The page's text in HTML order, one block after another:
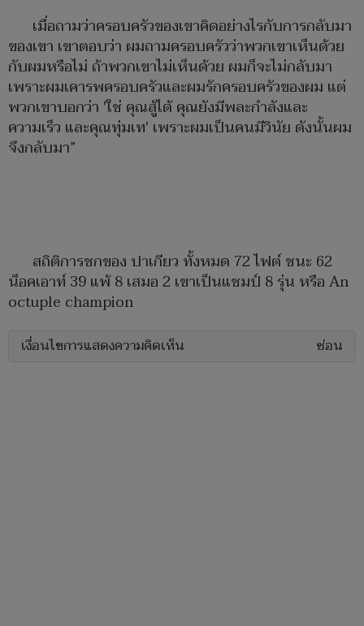
เมื่อถามว่าครอบครัวของเขาคิดอย่างไรกับการกลับมา
ของเขา เขาตอบว่า ผมถามครอบครัวว่าพวกเขาเห็นด้วย
กับผมหรือไม่ ถ้าพวกเขาไม่เห็นด้วย ผมก็จะไม่กลับมา
เพราะผมเคารพครอบครัวและผมรักครอบครัวของผม แต่
พวกเขาบอกว่า 'ใช่ คุณสู้ได้ คุณยังมีพละกำลังและ
ความเร็ว และคุณทุ่มเท' เพราะผมเป็นคนมีวินัย ดังนั้นผม
จึงกลับมา”
สถิติการชกของ ปาเกียว ทั้งหมด 72 ไฟต์ ชนะ 62
น็อคเอาท์ 39 แพ้ 8 เสมอ 2 เขาเป็นแชมป์ 8 รุ่น หรือ An
octuple champion
เงื่อนไขการแสดงความคิดเห็น ซ่อน